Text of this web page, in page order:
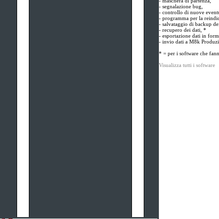
- segnalazione bug,
- controllo di nuove
- programma per la
- salvataggio di backup
- recupero dei dati, *
- esportazione dati in
- invio dati a M8k
* = per i software che
Visualizza tutti i software